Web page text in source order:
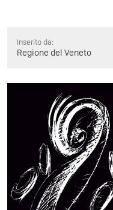
Inserito da:
Regione del Veneto